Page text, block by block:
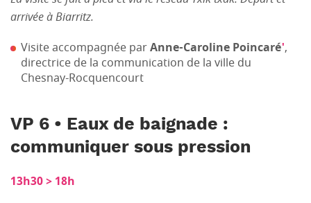
arrivée à Biarritz.
Visite accompagnée parAnne-Caroline Poincaré',
directrice de la communication de la ville du
Chesnay-Rocquencourt
VP 6 • Eaux de baignade :
communiquer sous pression
13h30 > 18h